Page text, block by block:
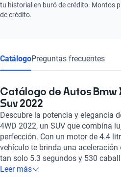
tu historial en buró de crédito. Montos
de crédito.
CatálogoPreguntas frecuentes
Catálogo de Autos Bmw
Suv 2022
Descubre la potencia y elegancia
4WD 2022, un SUV que combina
perfección. Con un motor de 4.4
vehículo te brinda una
tan solo 5.3 segundos y 530
tracción 4x4 y la transmisión
Leer más